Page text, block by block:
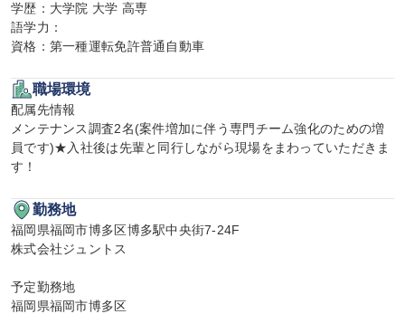
学歴：大学院 大学 高専
語学力：
資格：第一種運転免許普通自動車
職場環境
配属先情報
メンテナンス調査2名(案件増加に伴う専門チーム強化のための増
員です)★入社後は先輩と同行しながら現場をまわっていただきま
す！
勤務地
福岡県福岡市博多区博多駅中央街7-24F
株式会社ジュントス
予定勤務地
福岡県福岡市博多区